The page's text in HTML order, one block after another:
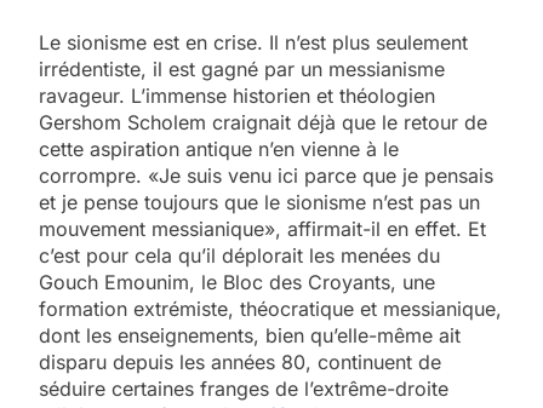
Le sionisme est en crise. Il n’est plus seulement
irrédentiste, il est gagné par un messianisme
ravageur. L’immense historien et théologien
Gershom Scholem craignait déjà que le retour de
cette aspiration antique n’en vienne à le
corrompre. «Je suis venu ici parce que je pensais
et je pense toujours que le sionisme n’est pas un
mouvement messianique», affirmait-il en effet. Et
c’est pour cela qu’il déplorait les menées du
Gouch Emounim, le Bloc des Croyants, une
formation extrémiste, théocratique et messianique,
dont les enseignements, bien qu’elle-même ait
disparu depuis les années 80, continuent de
séduire certaines franges de l’extrême-droite